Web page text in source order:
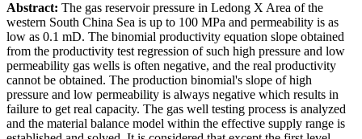
Abstract: The gas reservoir pressure in Ledong X Area of the
western South China Sea is up to 100 MPa and permeability is as
low as 0.1 mD. The binomial productivity equation slope obtained
from the productivity test regression of such high pressure and low
permeability gas wells is often negative, and the real productivity
cannot be obtained. The production binomial's slope of high
pressure and low permeability is always negative which results in
failure to get real capacity. The gas well testing process is analyzed
and the material balance model within the effective supply range is